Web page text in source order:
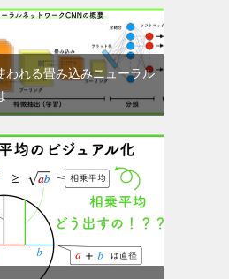
われる畳み込みニューラル